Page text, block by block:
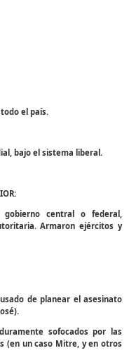
el país.
bajo el sistema liberal.
central o federal,
Armaron ejércitos y
de planear el asesinato
sofocados por las
(en un caso Mitre, y en otros